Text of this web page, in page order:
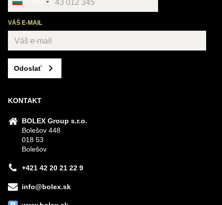
VÁŠ E-MAIL
Odoslať
KONTAKT
BOLEX Group s.r.o.
Bolešov 448
018 53
Bolešov
+421 42 20 21 22 9
info@bolex.sk